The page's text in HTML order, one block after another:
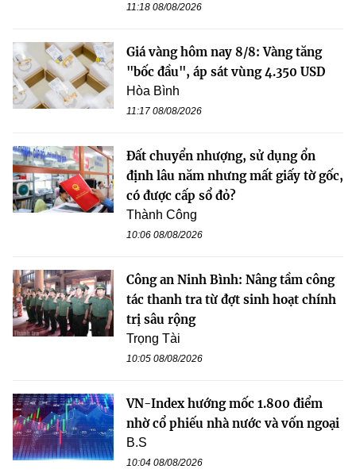
11:18 08/08/2026
Giá vàng hôm nay 8/8: Vàng tăng
"bốc đầu", áp sát vùng 4.350 USD
Hòa Bình
11:17 08/08/2026
Đất chuyển nhượng, sử dụng ổn
định lâu năm nhưng mất giấy tờ gốc,
có được cấp sổ đỏ?
Thành Công
10:06 08/08/2026
Công an Ninh Bình: Nâng tầm công
tác thanh tra từ đợt sinh hoạt chính
trị sâu rộng
Trọng Tài
10:05 08/08/2026
VN-Index hướng mốc 1.800 điểm
nhờ cổ phiếu nhà nước và vốn ngoại
B.S
10:04 08/08/2026